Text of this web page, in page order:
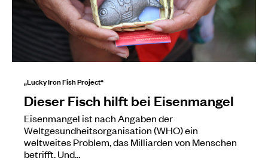
„Lucky Iron Fish Project“
Dieser Fisch hilft bei Eisenmangel
Eisenmangel ist nach Angaben der
Weltgesundheitsorganisation (WHO) ein
weltweites Problem, das Milliarden von Menschen
betrifft. Und…